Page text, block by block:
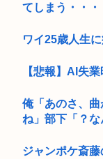
てしまう・・・
ワイ25歳人生
【悲報】AI失
俺「あのさ、
ね」部下「？
ジャンポケ斎